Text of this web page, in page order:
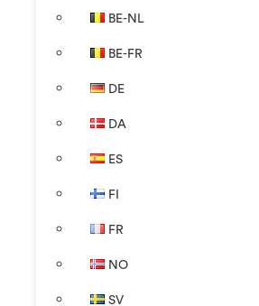
BE-NL
BE-FR
DE
DA
ES
FI
FR
NO
SV